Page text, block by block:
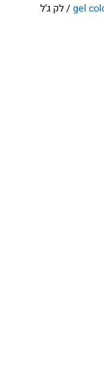
/ לק ג’ל